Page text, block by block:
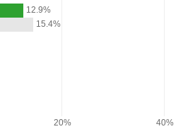
12.9%
15.4%
20% 40%